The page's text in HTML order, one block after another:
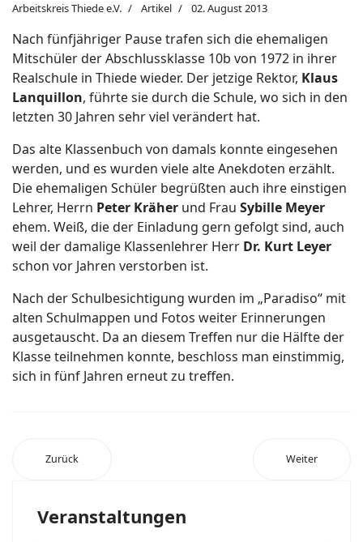
Arbeitskreis Thiede e.V. Artikel 02. August 2013
Nach fünfjähriger Pause trafen sich die ehemaligen
Mitschüler der Abschlussklasse 10b von 1972 in ihrer
Realschule in Thiede wieder. Der jetzige Rektor, Klaus
Lanquillon, führte sie durch die Schule, wo sich in den
letzten 30 Jahren sehr viel verändert hat.
Das alte Klassenbuch von damals konnte eingesehen
werden, und es wurden viele alte Anekdoten erzählt.
Die ehemaligen Schüler begrüßten auch ihre einstigen
Lehrer, Herrn Peter Kräher und Frau Sybille Meyer
ehem. Weiß, die der Einladung gern gefolgt sind, auch
weil der damalige Klassenlehrer Herr Dr. Kurt Leyer
schon vor Jahren verstorben ist.
Nach der Schulbesichtigung wurden im „Paradiso“ mit
alten Schulmappen und Fotos weiter Erinnerungen
ausgetauscht. Da an diesem Treffen nur die Hälfte der
Klasse teilnehmen konnte, beschloss man einstimmig,
sich in fünf Jahren erneut zu treffen.
Zurück Weiter
Veranstaltungen